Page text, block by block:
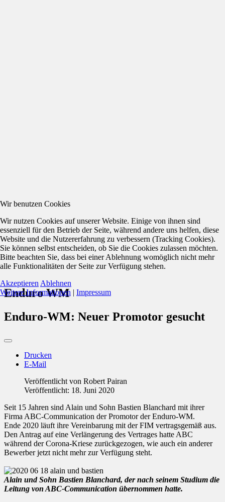
Enduro WM
Enduro-WM: Neuer Promotor gesucht
Drucken
E-Mail
Veröffentlicht von Robert Pairan
Veröffentlicht: 18. Juni 2020
Seit 15 Jahren sind Alain und Sohn Bastien Blanchard mit ihrer
Firma ABC-Communication der Promotor der Enduro-WM.
Ende 2020 läuft ihre Vereinbarung mit der FIM vertragsgemäß aus.
Den Antrag auf eine Verlängerung des Vertrages hatte ABC
während der Corona-Kriese zurückgezogen, wie auch ein anderer
Bewerber jetzt nicht mehr zur Verfügung steht.
Alain und Sohn Bastien Blanchard, der nach seinem Studium die
Leitung von ABC-Communication übernommen hatte.
Wir benutzen Cookies
Wir nutzen Cookies auf unserer Website. Einige von ihnen sind
essenziell für den Betrieb der Seite, während andere uns helfen, diese
Website und die Nutzererfahrung zu verbessern (Tracking Cookies).
Sie können selbst entscheiden, ob Sie die Cookies zulassen möchten.
Bitte beachten Sie, dass bei einer Ablehnung womöglich nicht mehr
alle Funktionalitäten der Seite zur Verfügung stehen.
Akzeptieren Ablehnen
Weitere Informationen | Impressum